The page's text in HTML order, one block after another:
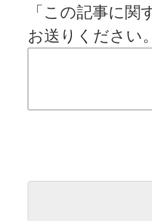
「この記事に
お送りください。